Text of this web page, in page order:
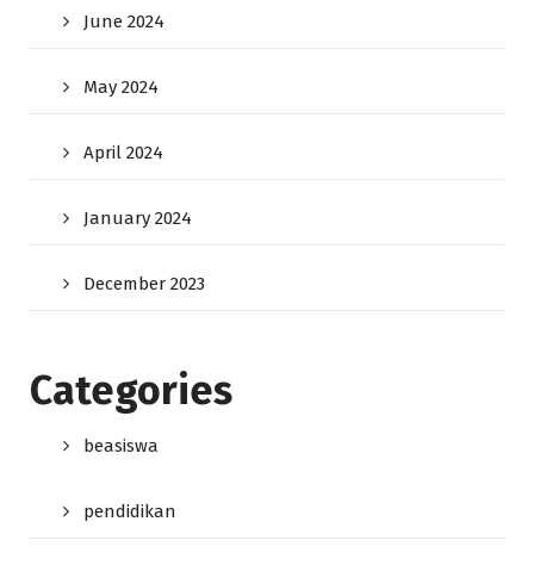
June 2024
May 2024
April 2024
January 2024
December 2023
Categories
beasiswa
pendidikan